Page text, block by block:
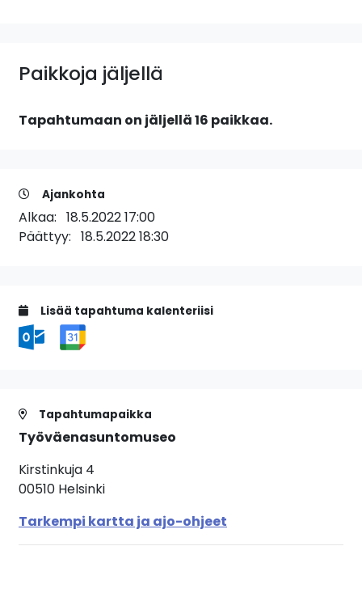
Paikkoja jäljellä
Tapahtumaan on jäljellä 16 paikkaa.
Ajankohta
Alkaa: 18.5.2022 17:00
Päättyy: 18.5.2022 18:30
Lisää tapahtuma kalenteriisi
Tapahtumapaikka
Työväenasuntomuseo
Kirstinkuja 4
00510 Helsinki
Tarkempi kartta ja ajo-ohjeet